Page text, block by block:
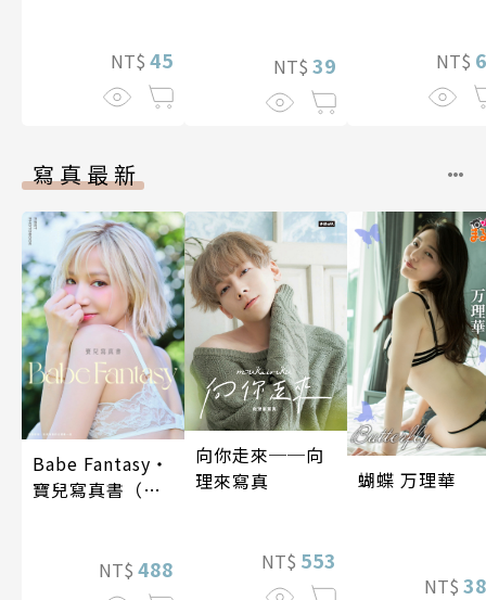
NT$ 45 NT$ 39 NT$
寫真最新
Babe Fantasy‧
寶兒寫真書（加
NT$ 488
向你走來──向
理來寫真
NT$ 553
蝴蝶 万理華
NT$